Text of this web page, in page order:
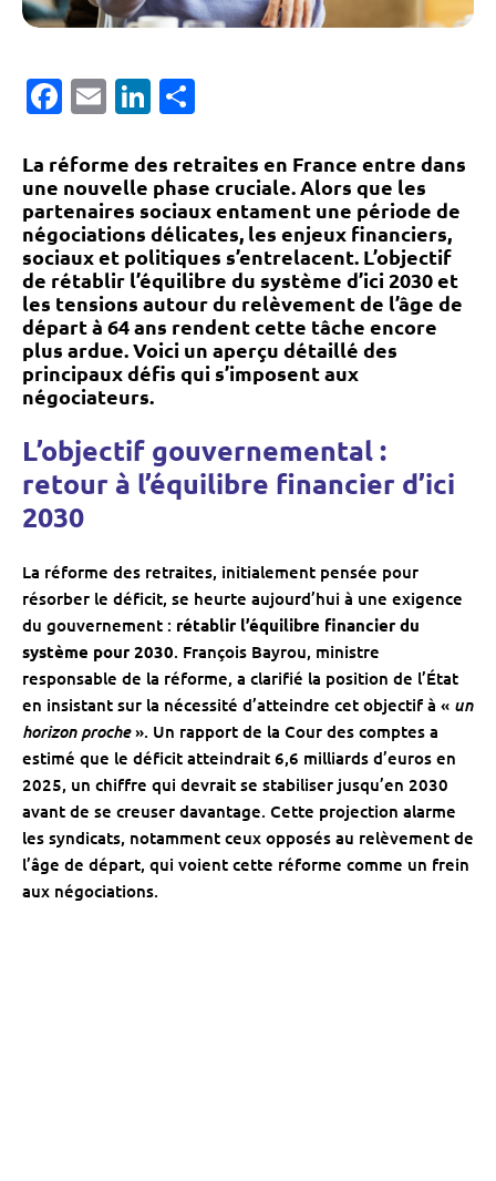
Facebook
EmailLinkedIn
La réforme des retraites en France entre dans
une nouvelle phase cruciale. Alors que les
partenaires sociaux entament une période de
négociations délicates, les enjeux financiers,
sociaux et politiques s’entrelacent. L’objectif
de rétablir l’équilibre du système d’ici 2030 et
les tensions autour du relèvement de l’âge de
départ à 64 ans rendent cette tâche encore
plus ardue. Voici un aperçu détaillé des
principaux défis qui s’imposent aux
négociateurs.
L’objectif gouvernemental :
retour à l’équilibre financier d’ici
2030
La réforme des retraites, initialement pensée pour
résorber le déficit, se heurte aujourd’hui à une exigence
du gouvernement : rétablir l’équilibre financier du
système pour 2030. François Bayrou, ministre
responsable de la réforme, a clarifié la position de l’État
en insistant sur la nécessité d’atteindre cet objectif à « un
horizon proche». Un rapport de la Cour des comptes a
estimé que le déficit atteindrait 6,6 milliards d’euros en
2025, un chiffre qui devrait se stabiliser jusqu’en 2030
avant de se creuser davantage. Cette projection alarme
les syndicats, notamment ceux opposés au relèvement de
l’âge de départ, qui voient cette réforme comme un frein
aux négociations.